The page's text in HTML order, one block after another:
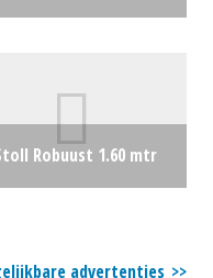
Robuust 1.60 mtr
advertenties